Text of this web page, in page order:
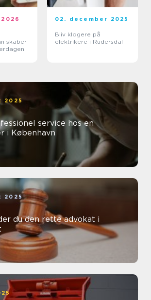
02. december 2025
Bliv klogere på
elektrikere i Rudersdal
2025
service hos en
i København
2025
du den rette advokat i